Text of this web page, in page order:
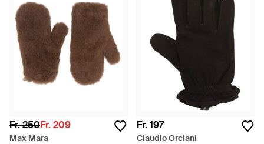
Fr. 250Fr. 209
Max Mara
Fr. 197
Claudio Orciani